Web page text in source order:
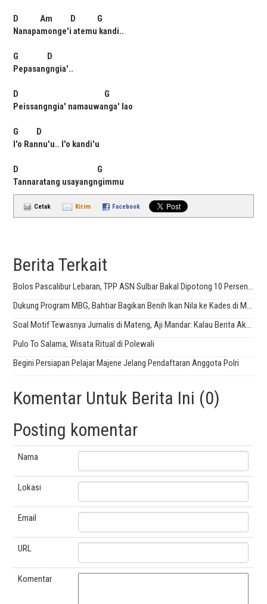
D Am D G
Nanapamonge'i atemu kandi..
G D
Pepasangngia'..
D G
Peissangngia' namauwanga' lao
G D
I'o Rannu'u.. I'o kandi'u
D G
Tannaratang usayangngimmu
Cetak Kirim Facebook
Berita Terkait
Bolos Pascalibur Lebaran, TPP ASN Sulbar Bakal Dipotong 10 Persen Per Hari
Dukung Program MBG, Bahtiar Bagikan Benih Ikan Nila ke Kades di Mateng
Soal Motif Tewasnya Jurnalis di Mateng, Aji Mandar: Kalau Berita Akan Jadi Sejarah di Sulbar
Pulo To Salama, Wisata Ritual di Polewali
Begini Persiapan Pelajar Majene Jelang Pendaftaran Anggota Polri
Komentar Untuk Berita Ini (0)
Posting komentar
Nama
Lokasi
Email
URL
Komentar